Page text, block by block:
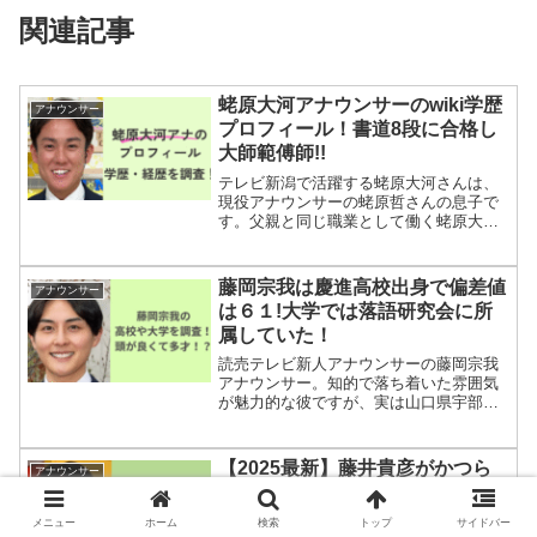
関連記事
アナウンサー
蛯原大河アナウンサーのwiki学歴
プロフィール！書道8段に合格し
大師範傅師!!
テレビ新潟で活躍する蛯原大河さんは、
現役アナウンサーの蛯原哲さんの息子で
す。父親と同じ職業として働く蛯原大河
名前：蛯原大河(えびはら たいが)生年月
日：2002年10月...
アナウンサー
藤岡宗我は慶進高校出身で偏差値
は６１!大学では落語研究会に所
属していた！
読売テレビ新人アナウンサーの藤岡宗我
アナウンサー。知的で落ち着いた雰囲気
が魅力的な彼ですが、実は山口県宇部市
出身であり、落語研究会に所属していた
のだとか！今回は藤岡ア...
アナウンサー
【2025最新】藤井貴彦がかつら
はデマ！？おでこが狭く毛量が多
いことが原因か！？
メニュー ホーム 検索 トップ サイドバー